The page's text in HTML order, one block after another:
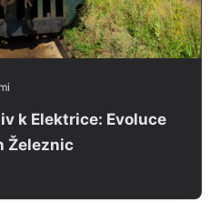
k Elektrice: Evoluce
Železnic